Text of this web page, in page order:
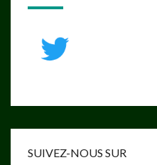
SUIVEZ-NOUS SUR